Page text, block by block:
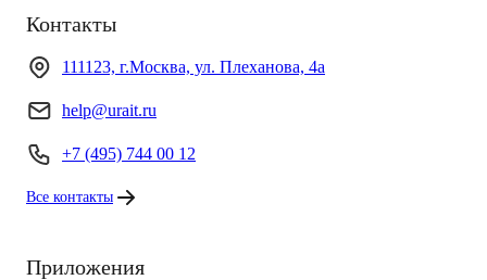
Контакты
111123, г.Москва, ул. Плеханова, 4а
help@urait.ru
+7 (495) 744 00 12
Все контакты
Приложения